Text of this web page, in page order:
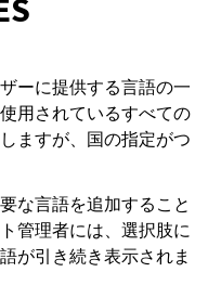
ーに提供する言語の一
用されているすべての
ますが、国の指定がつ
な言語を追加すること
管理者には、選択肢に
が引き続き表示されま